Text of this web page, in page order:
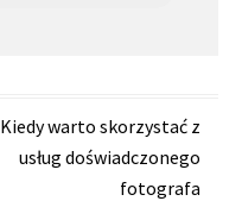
Kiedy warto skorzystać z
usług doświadczonego
fotografa